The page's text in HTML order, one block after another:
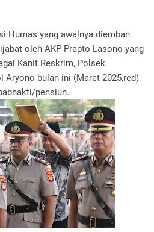
Humas yang awalnya diemban
oleh AKP Prapto Lasono yang
Kanit Reskrim, Polsek
Aryono bulan ini (Maret 2025,red)
pensiun.